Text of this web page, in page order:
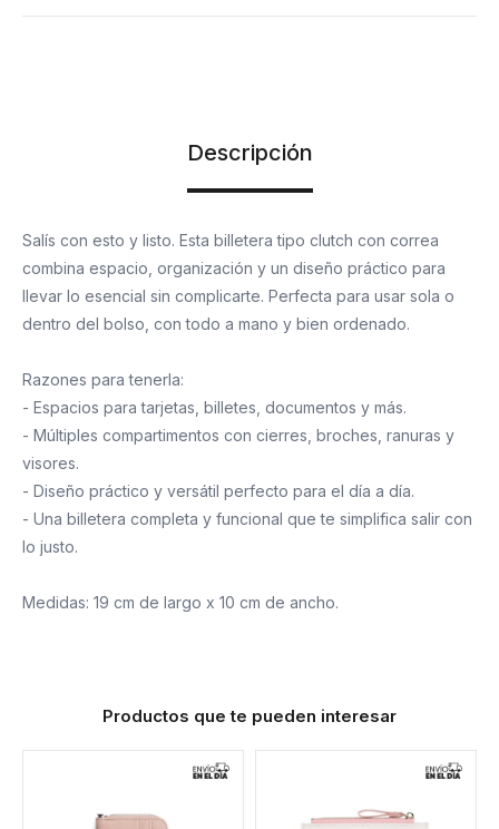
Descripción
Salís con esto y listo. Esta billetera tipo clutch con correa
combina espacio, organización y un diseño práctico para
llevar lo esencial sin complicarte. Perfecta para usar sola o
dentro del bolso, con todo a mano y bien ordenado.
Razones para tenerla:
- Espacios para tarjetas, billetes, documentos y más.
- Múltiples compartimentos con cierres, broches, ranuras y
visores.
- Diseño práctico y versátil perfecto para el día a día.
- Una billetera completa y funcional que te simplifica salir con
lo justo.
Medidas: 19 cm de largo x 10 cm de ancho.
Productos que te pueden interesar